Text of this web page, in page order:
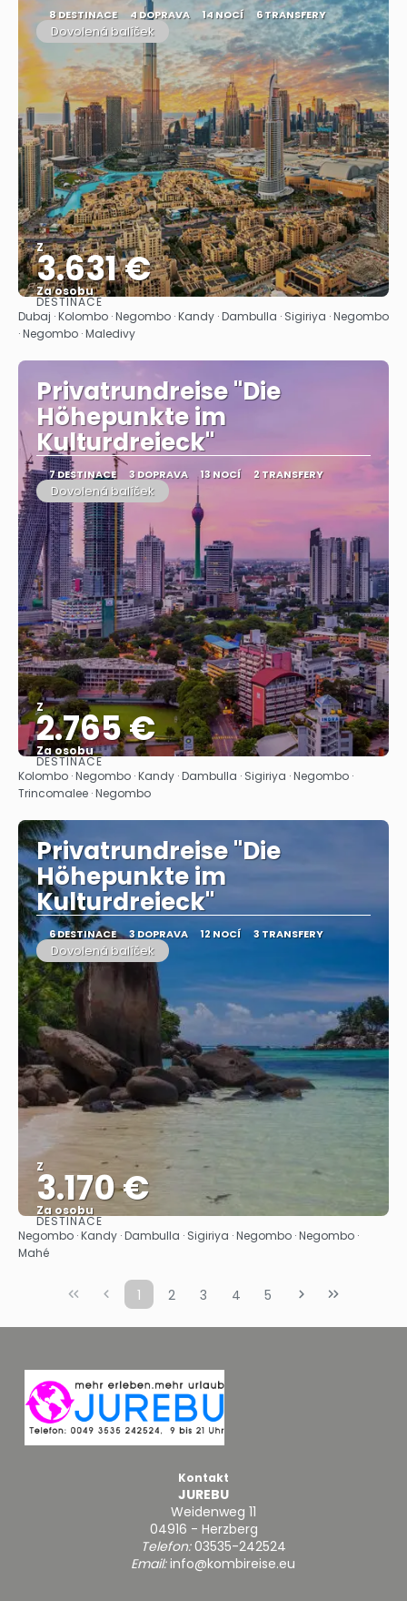
8 DESTINACE 4 DOPRAVA 14 NOCÍ 6 TRANSFERY
Dovolená balíček
Z
3.631 €
Za osobu
Zobrazit
DESTINACE
Dubaj · Kolombo · Negombo · Kandy · Dambulla · Sigiriya · Negombo
· Negombo · Maledivy
Privatrundreise "Die
Höhepunkte im
Kulturdreieck"
7 DESTINACE 3 DOPRAVA 13 NOCÍ 2 TRANSFERY
Dovolená balíček
Z
2.765 €
Za osobu
Zobrazit
DESTINACE
Kolombo · Negombo · Kandy · Dambulla · Sigiriya · Negombo ·
Trincomalee · Negombo
Privatrundreise "Die
Höhepunkte im
Kulturdreieck"
6 DESTINACE 3 DOPRAVA 12 NOCÍ 3 TRANSFERY
Dovolená balíček
Z
3.170 €
Za osobu
Zobrazit
DESTINACE
Negombo · Kandy · Dambulla · Sigiriya · Negombo · Negombo ·
Mahé
1 2 3 4 5
Kontakt
JUREBU
Weidenweg 11
04916 - Herzberg
Telefon:03535-242524
Email:info@kombireise.eu